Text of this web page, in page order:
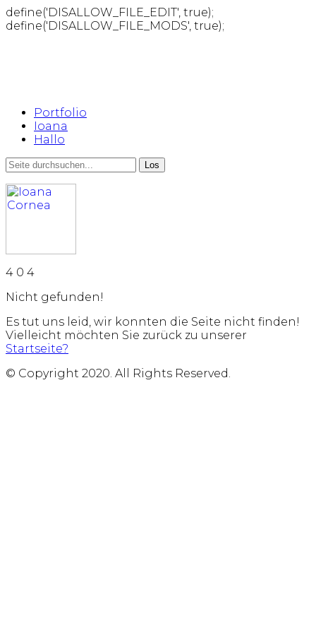
define('DISALLOW_FILE_EDIT', true);
define('DISALLOW_FILE_MODS', true);
Portfolio
Ioana
Hallo
4 0 4
Nicht gefunden!
Es tut uns leid, wir konnten die Seite nicht finden!
Vielleicht möchten Sie zurück zu unserer
Startseite?
© Copyright 2020. All Rights Reserved.